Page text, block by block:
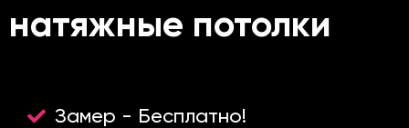
натяжные потолки
Замер - Бесплатно!